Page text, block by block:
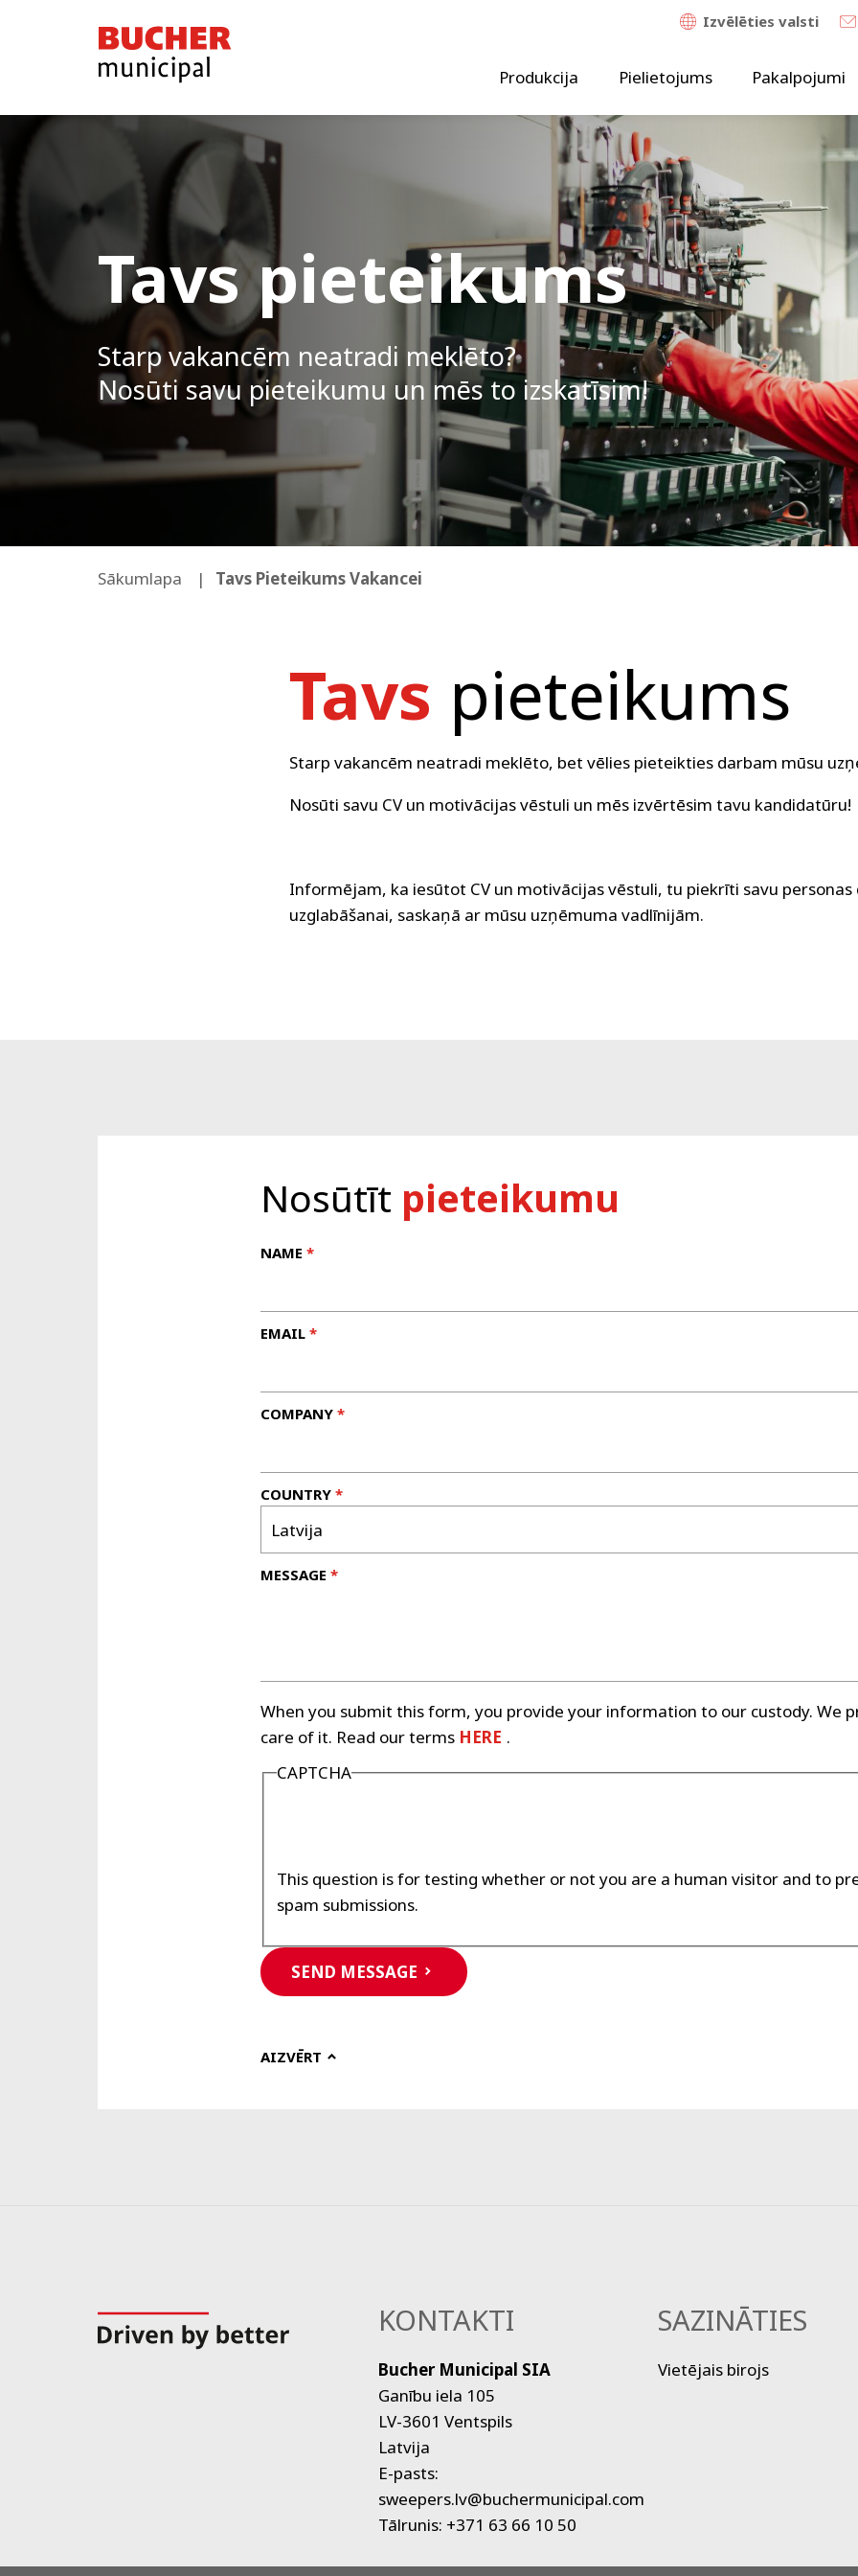
Bucher
Municipal
Izvēlēties valsti
Produkcija Pielietojums Pakalpojumi
Tavs pieteikums
Starp vakancēm neatradi meklēto?
Nosūti savu pieteikumu un mēs to izskatīsim!
Sākumlapa Tavs Pieteikums Vakancei
Tavs pieteikums
Starp vakancēm neatradi meklēto, bet vēlies pieteikties darbam mūsu
Nosūti savu CV un motivācijas vēstuli un mēs izvērtēsim tavu kandidatūru!
Informējam, ka iesūtot CV un motivācijas vēstuli, tu piekrīti savu personas
uzglabāšanai, saskaņā ar mūsu uzņēmuma vadlīnijām.
Nosūtīt pieteikumu
NAME
EMAIL
COMPANY
COUNTRY
MESSAGE
When you submit this form, you provide your information to our custody. We
care of it. Read our terms HERE .
CAPTCHA
This question is for testing whether or not you are a human visitor and to
spam submissions.
SEND MESSAGE
AIZVĒRT
KONTAKTI
Bucher Municipal SIA
Ganību iela 105
LV-3601 Ventspils
Latvija
E-pasts:
sweepers.lv@buchermunicipal.com
Tālrunis: +371 63 66 10 50
SAZINĀTIES
Vietējais birojs